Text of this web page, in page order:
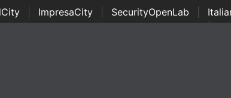
ImpresaCity SecurityOpenLab
Awards | ...